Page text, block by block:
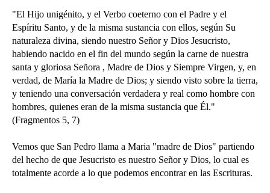
"El Hijo unigénito, y el Verbo coeterno con el Padre y el
Espíritu Santo, y de la misma sustancia con ellos, según Su
naturaleza divina, siendo nuestro Señor y Dios Jesucristo,
habiendo nacido en el fin del mundo según la carne de nuestra
santa y gloriosa Señora , Madre de Dios y Siempre Virgen, y, en
verdad, de María la Madre de Dios; y siendo visto sobre la tierra,
y teniendo una conversación verdadera y real como hombre con
hombres, quienes eran de la misma sustancia que Él."
(Fragmentos 5, 7)
Vemos que San Pedro llama a Maria "madre de Dios" partiendo
del hecho de que Jesucristo es nuestro Señor y Dios, lo cual es
totalmente acorde a lo que podemos encontrar en las Escrituras.